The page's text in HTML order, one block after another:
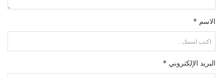
الاسم *
البريد الإلكتروني *